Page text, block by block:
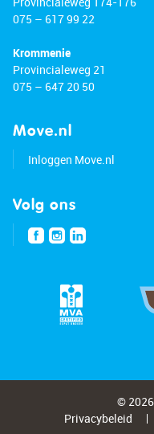
075 – 617 99 22
Krommenie
Provincialeweg 21
075 – 647 20 50
Move.nl
Inloggen Move.nl
Volg ons
©
Privacybeleid